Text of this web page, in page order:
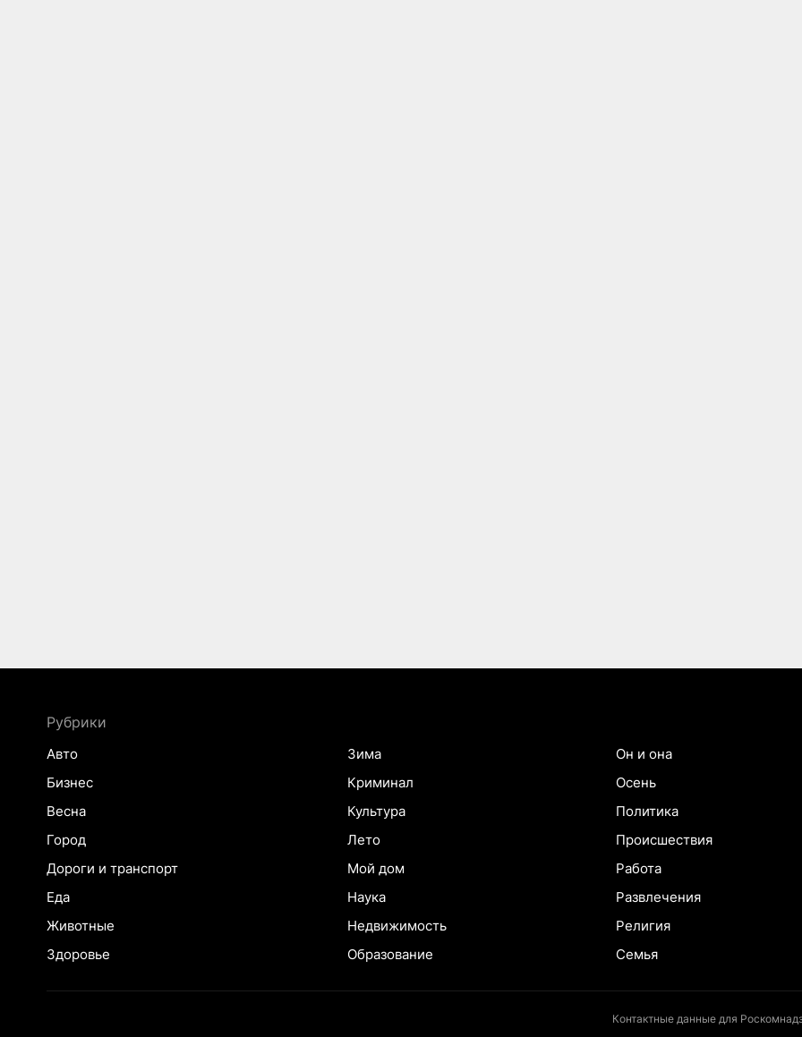
Рубрики
Авто
Бизнес
Весна
Город
Дороги и транспорт
Еда
Животные
Здоровье
Зима
Криминал
Культура
Лето
Мой дом
Наука
Недвижимость
Образование
Он и она
Осень
Политика
Происшествия
Работа
Развлечения
Религия
Семья
Контактные данные для